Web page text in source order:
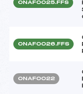
ONAF0025.FFS
ONAF0026.FFS
ONAF0022